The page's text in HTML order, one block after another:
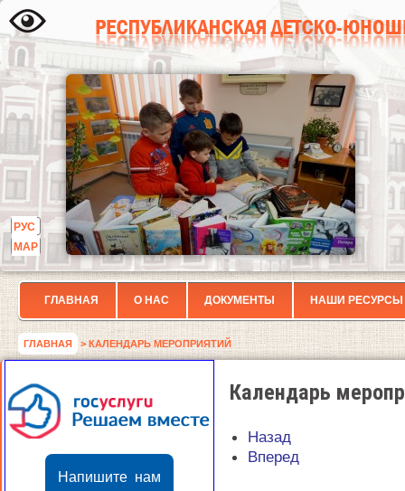
РУС
МАР
ГЛАВНАЯ О НАС ДОКУМЕНТЫ НАШИ РЕСУРСЫ
ГЛАВНАЯ > КАЛЕНДАРЬ МЕРОПРИЯТИЙ
Напишите нам
Календарь
Назад
Вперед